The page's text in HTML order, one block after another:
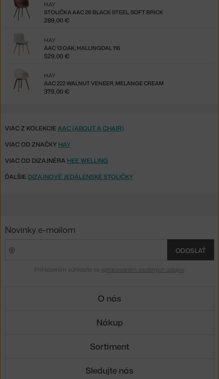
STOLIČKA AAC 26 BLACK STEEL, SOFT BRICK
HAY
289,00 €
AAC 13 OAK, HALLINGDAL 116
HAY
529,00 €
AAC 222 WALNUT VENEER, MELANGE CREAM
HAY
379,00 €
VIAC Z KOLEKCIE AAC (ABOUT A CHAIR)
VIAC OD ZNAČKY HAY
VIAC OD DIZAJNÉRA HEE WELLING
ĎALŠIE DIZAJNOVÉ JEDÁLENSKÉ STOLIČKY
Novinky e-mailom
ODOSLAŤ
Prihlásením súhlasíte so spracovaním osobných údajov.
O nás
Nákup
Sortiment
Sledujte nás